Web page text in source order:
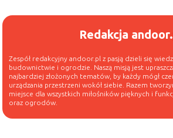
Redakcja
Zespół redakcyjny andoor.pl z pasją dzieli się
budownictwie i ogrodzie. Naszą misją jest
najbardziej złożonych tematów, by każdy mógł
urządzania przestrzeni wokół siebie. Razem
miejsce dla wszystkich miłośników pięknych i
oraz ogrodów.